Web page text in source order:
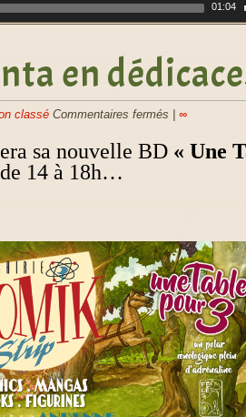
01:04
en
classé Commentaires fermés ∞
sa nouvelle BD « Une
de 14 à 18h…